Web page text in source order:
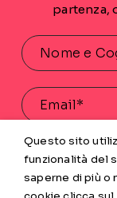
partenza,
Acconsento al
Questo sito
funzionalità del
saperne di più o